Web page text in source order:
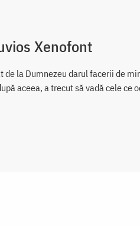
Xenofont
de la Dumnezeu darul facerii de
aceea, a trecut să vadă cele